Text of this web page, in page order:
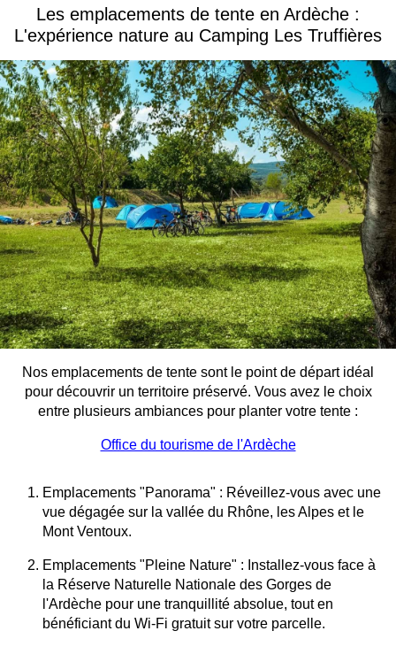
4,00 €
Voiture ou tente suppl.
4,50 € / nuit
TAXES ET FRAIS ANNEXES
Frais & Taxes
TAXES DE SÉJOUR ET DOSSIER
Taxe séjour (+18 ans)
0,66 € / jour
5,00 €
Les emplacements de tente en Ardèche :
L'expérience nature au Camping Les Truffières
Nos emplacements de tente sont le point de départ idéal
pour découvrir un territoire préservé. Vous avez le choix
entre plusieurs ambiances pour planter votre tente :
Office du tourisme de l'Ardèche
Emplacements "Panorama" : Réveillez-vous avec une
vue dégagée sur la vallée du Rhône, les Alpes et le
Mont Ventoux.
Emplacements "Pleine Nature" : Installez-vous face à
la Réserve Naturelle Nationale des Gorges de
l'Ardèche pour une tranquillité absolue, tout en
bénéficiant du Wi-Fi gratuit sur votre parcelle.